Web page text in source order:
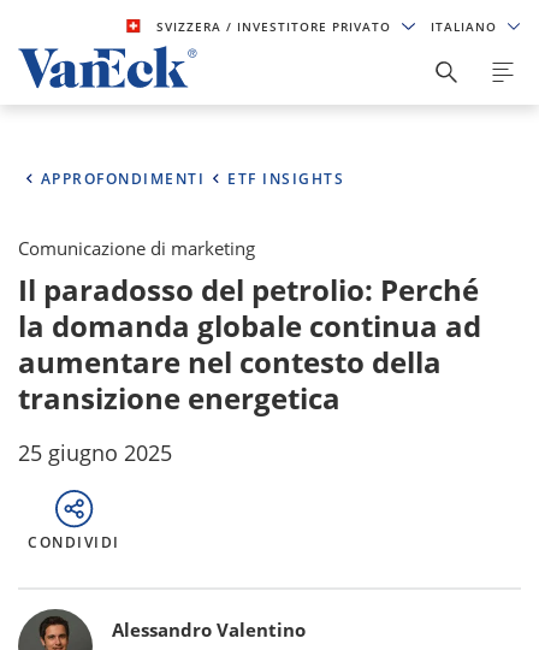
SVIZZERA/ INVESTITORE PRIVATO ITALIANO
APPROFONDIMENTI ETF INSIGHTS
Comunicazione di marketing
Il paradosso del petrolio: Perché
la domanda globale continua ad
aumentare nel contesto della
transizione energetica
25 giugno 2025
CONDIVIDI
Bylines
Alessandro Valentino